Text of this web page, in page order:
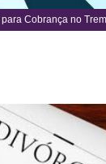
Cobrança no